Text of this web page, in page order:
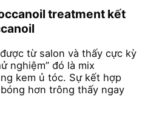
treatment kết
từ salon và thấy cực kỳ
nghiệm” đó là mix
kem ủ tóc. Sự kết hợp
hơn trông thấy ngay